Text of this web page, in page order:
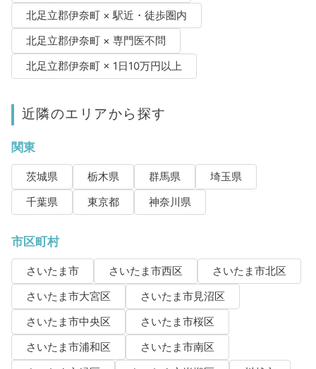
北足立郡伊奈町 × 駅近・徒歩圏内
北足立郡伊奈町 × 専門医不問
北足立郡伊奈町 × 1日10万円以上
近隣のエリアから探す
関東
茨城県 栃木県 群馬県
埼玉県
千葉県
東京都 神奈川県
市区町村
さいたま市 さいたま市西区
さいたま市北区
さいたま市大宮区
さいたま市見沼区
さいたま市中央区
さいたま市桜区
さいたま市浦和区
さいたま市南区